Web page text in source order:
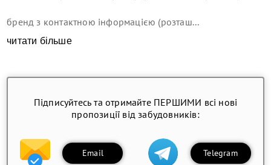
бренд з контактною інформацією (розташ...
читати більше
Підписуйтесь та отримайте ПЕРШИМИ всі нові
пропозиції від забудовників:
Email Telegram